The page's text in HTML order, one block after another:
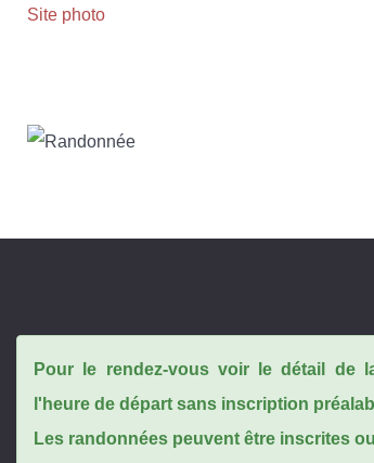
Site photo
Pour le rendez-vous voir le détail de
l'heure de départ sans inscription
Les randonnées peuvent être inscrites